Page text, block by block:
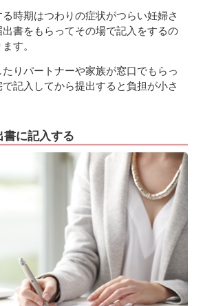
時期はつわりの症状がつらい妊婦さ
書をもらってその場で記入をするの
す。
りパートナーや家族が窓口でもらっ
記入してから提出すると負担が小さ
書に記入する